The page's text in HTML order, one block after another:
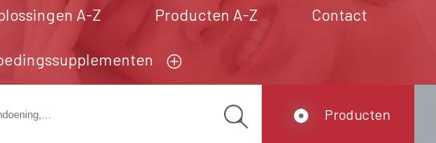
A-Z Producten A-Z Contact
Producten